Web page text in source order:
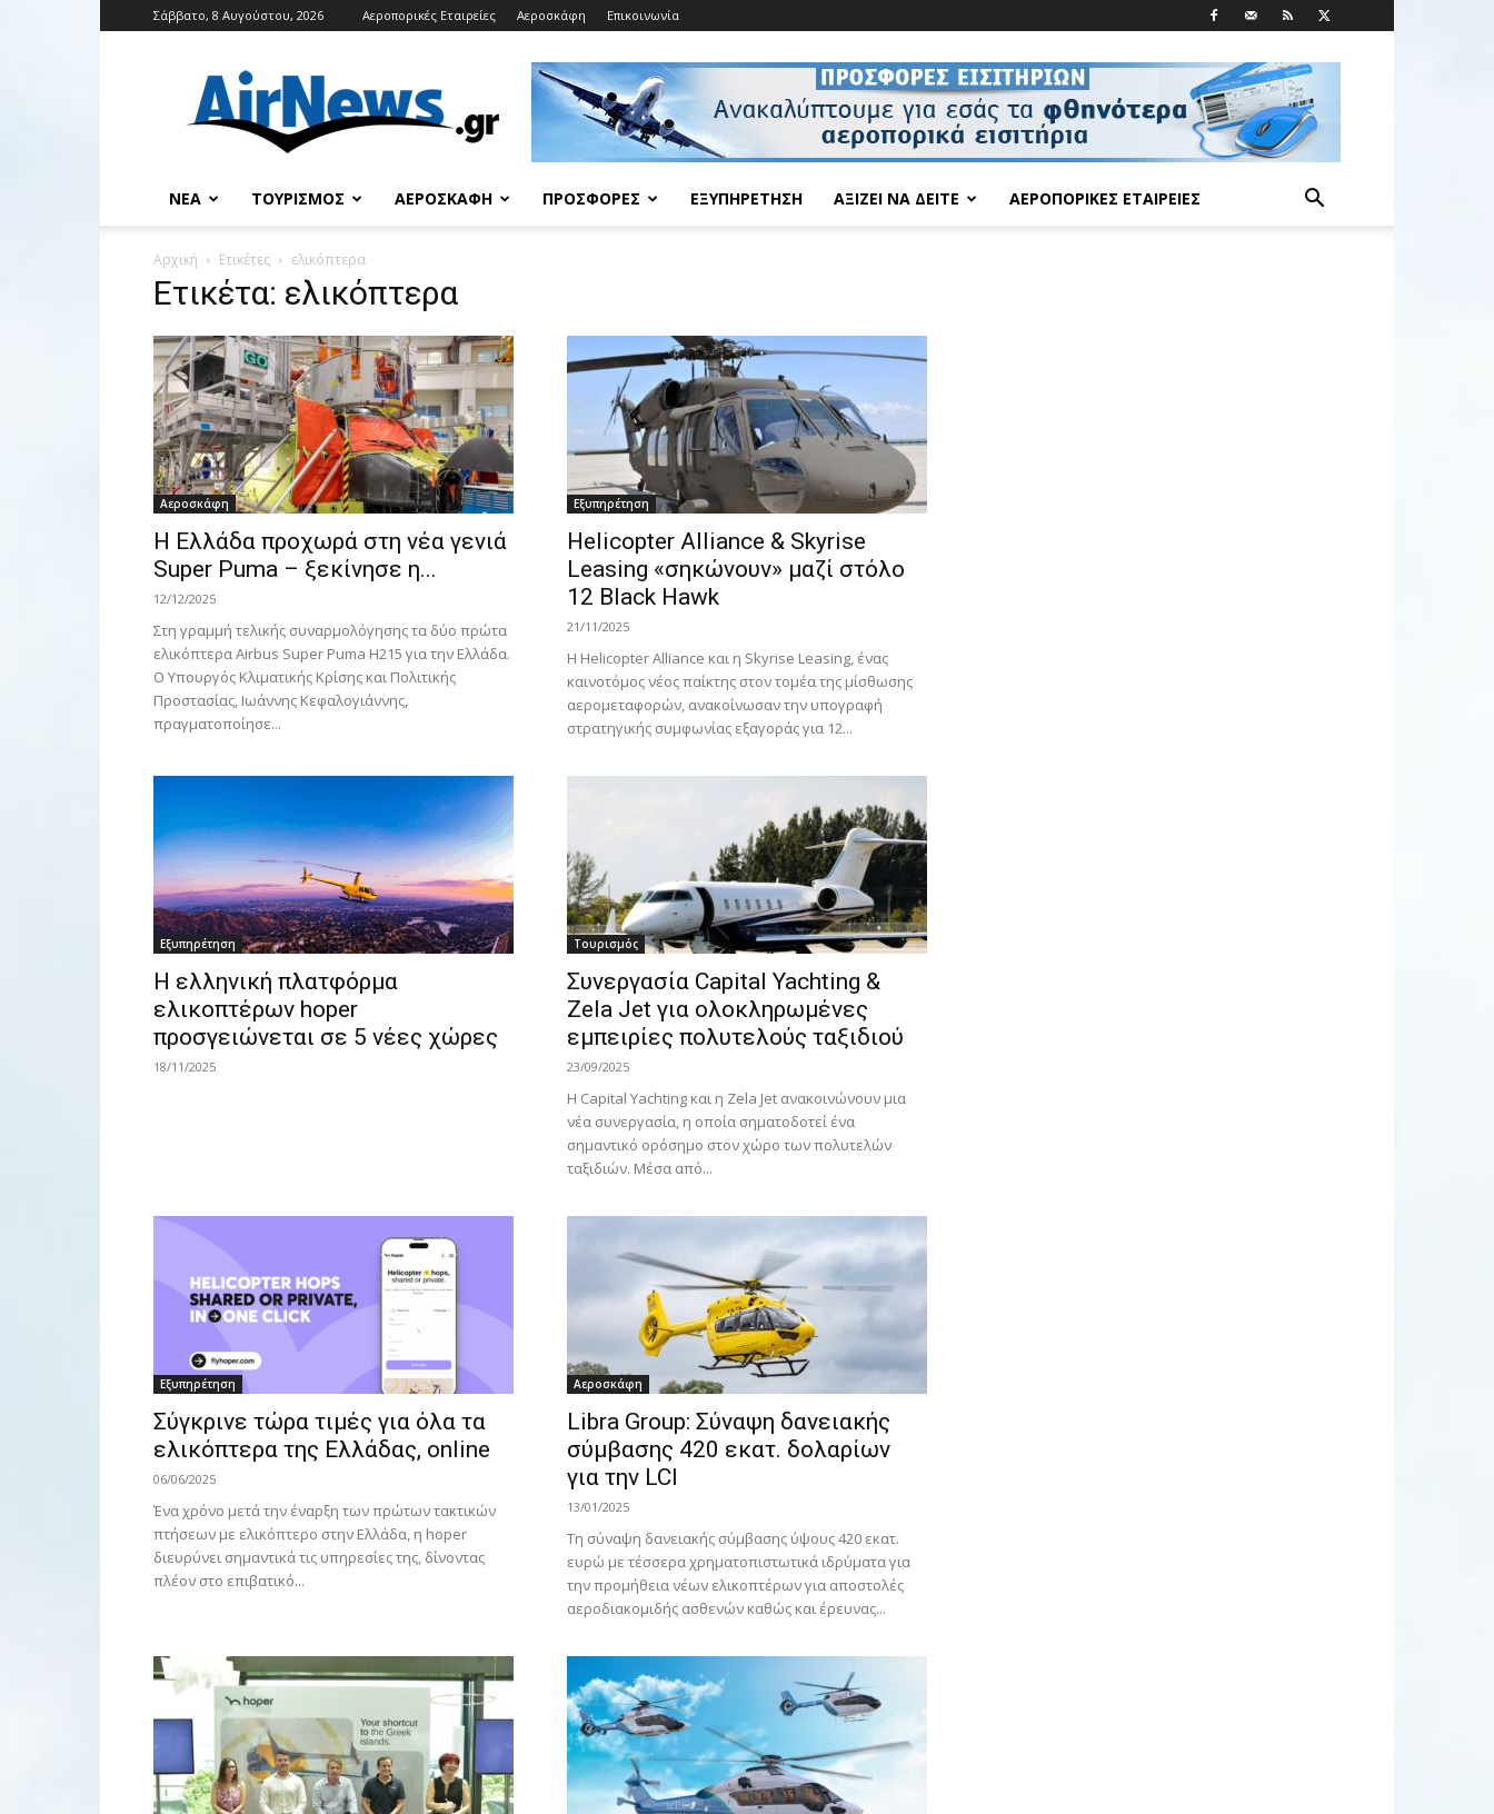
Σάββατο, 8 Αυγούστου, 2026 Αεροπορικές Εταιρείες Αεροσκάφη Επικοινωνία
ΝΈΑ ΤΟΥΡΙΣΜΌΣ ΑΕΡΟΣΚΆΦΗ ΠΡΟΣΦΟΡΈΣ ΕΞΥΠΗΡΈΤΗΣΗ ΑΞΊΖΕΙ ΝΑ ΔΕΊΤΕ ΑΕΡΟΠΟΡΙΚΈΣ ΕΤΑΙΡΕΊΕΣ
Αρχική Ετικέτες ελικόπτερα
Ετικέτα: ελικόπτερα
Αεροσκάφη
Η Ελλάδα προχωρά στη νέα γενιά
Super Puma – ξεκίνησε η...
12/12/2025
Στη γραμμή τελικής συναρμολόγησης τα δύο πρώτα
ελικόπτερα Airbus Super Puma H215 για την Ελλάδα.
Ο Υπουργός Κλιματικής Κρίσης και Πολιτικής
Προστασίας, Ιωάννης Κεφαλογιάννης,
πραγματοποίησε...
Εξυπηρέτηση
Helicopter Alliance & Skyrise
Leasing «σηκώνουν» μαζί στόλο
12 Black Hawk
21/11/2025
Η Helicopter Alliance και η Skyrise Leasing, ένας
καινοτόμος νέος παίκτης στον τομέα της μίσθωσης
αερομεταφορών, ανακοίνωσαν την υπογραφή
στρατηγικής συμφωνίας εξαγοράς για 12...
Εξυπηρέτηση
Η ελληνική πλατφόρμα
ελικοπτέρων hoper
προσγειώνεται σε 5 νέες χώρες
18/11/2025
Τουρισμός
Συνεργασία Capital Yachting &
Zela Jet για ολοκληρωμένες
εμπειρίες πολυτελούς ταξιδιού
23/09/2025
Η Capital Yachting και η Zela Jet ανακοινώνουν μια
νέα συνεργασία, η οποία σηματοδοτεί ένα
σημαντικό ορόσημο στον χώρο των πολυτελών
ταξιδιών. Μέσα από...
Εξυπηρέτηση
Σύγκρινε τώρα τιμές για όλα τα
ελικόπτερα της Ελλάδας, online
06/06/2025
Ένα χρόνο μετά την έναρξη των πρώτων τακτικών
πτήσεων με ελικόπτερο στην Ελλάδα, η hoper
διευρύνει σημαντικά τις υπηρεσίες της, δίνοντας
πλέον στο επιβατικό...
Αεροσκάφη
Libra Group: Σύναψη δανειακής
σύμβασης 420 εκατ. δολαρίων
για την LCI
13/01/2025
Τη σύναψη δανειακής σύμβασης ύψους 420 εκατ.
ευρώ με τέσσερα χρηματοπιστωτικά ιδρύματα για
την προμήθεια νέων ελικοπτέρων για αποστολές
αεροδιακομιδής ασθενών καθώς και έρευνας...